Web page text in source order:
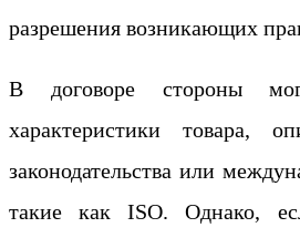
разрешения возникающих
В договоре стороны
характеристики товара,
законодательства или
такие как ISO. Однако,